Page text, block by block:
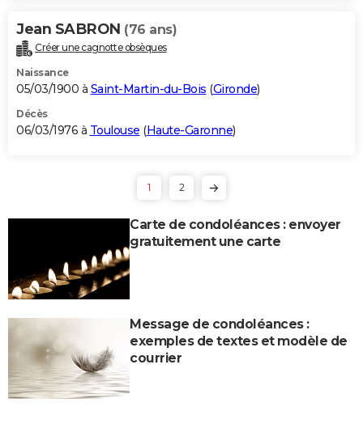
Jean SABRON (76 ans)
Créer une cagnotte obsèques
Naissance
05/03/1900 à Saint-Martin-du-Bois (Gironde)
Décès
06/03/1976 à Toulouse (Haute-Garonne)
1 2
Carte de condoléances : envoyer
gratuitement une carte
Message de condoléances :
exemples de textes et modèle de
courrier